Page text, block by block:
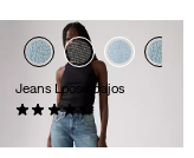
Jeans Loose bajos
(490)
120,00 €